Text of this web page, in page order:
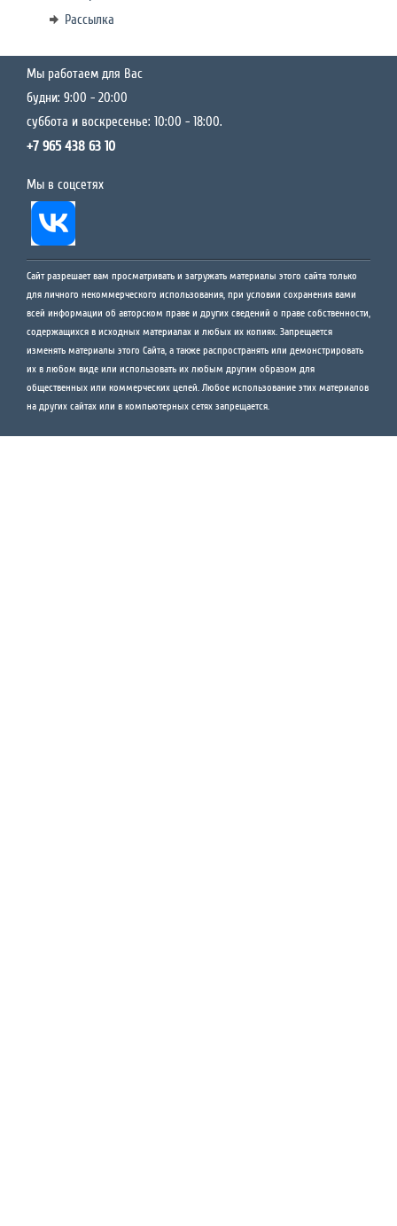
Рассылка
Мы работаем для Вас
будни: 9:00 - 20:00
суббота и воскресенье: 10:00 - 18:00.
+7 965 438 63 10
Мы в соцсетях
Сайт разрешает вам просматривать и загружать материалы этого сайта только
для личного некоммерческого использования, при условии сохранения вами
всей информации об авторском праве и других сведений о праве собственности,
содержащихся в исходных материалах и любых их копиях. Запрещается
изменять материалы этого Сайта, а также распространять или демонстрировать
их в любом виде или использовать их любым другим образом для
общественных или коммерческих целей. Любое использование этих материалов
на других сайтах или в компьютерных сетях запрещается.